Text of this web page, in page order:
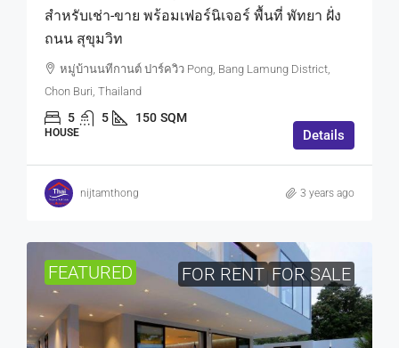
สำหรับเช่า-ขาย พร้อมเฟอร์นิเจอร์ พื้นที่ พัทยา ฝั่ง
ถนน สุขุมวิท
หมู่บ้านนทีกานต์ ปาร์ควิว Pong, Bang Lamung District,
Chon Buri, Thailand
5 5 150 SQM
HOUSE Details
nijtamthong 3 years ago
FEATURED FOR RENT FOR SALE